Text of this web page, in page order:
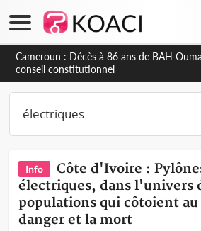
Cameroun : Décès à 86 ans de BAH
conseil constitutionnel
Info
Côte d'Ivoire :
électriques, dans l'univers
populations qui côtoient
danger et la mort